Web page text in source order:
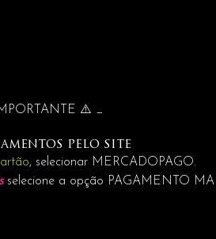
⚠️ _
pelo site
, selecionar MERCADOPAGO.
selecione a opção PAGAMENTO